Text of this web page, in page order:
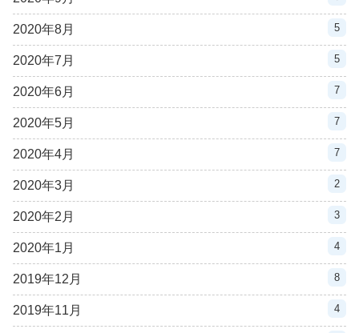
2020年8月 5
2020年7月 5
2020年6月 7
2020年5月 7
2020年4月 7
2020年3月 2
2020年2月 3
2020年1月 4
2019年12月 8
2019年11月 4